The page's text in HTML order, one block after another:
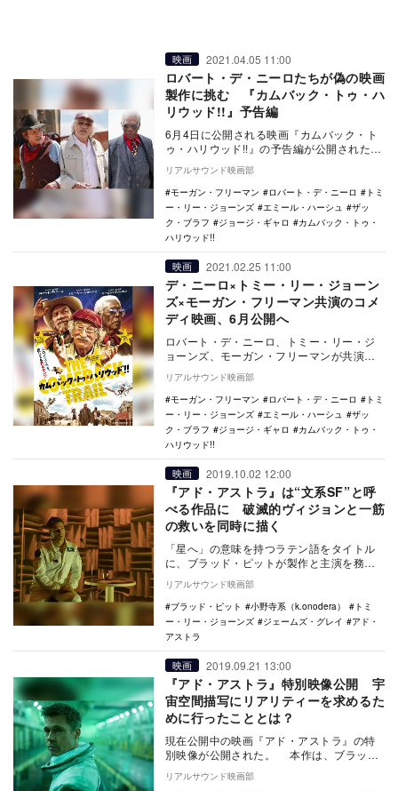
映画 2021.04.05 11:00
ロバート・デ・ニーロたちが偽の映画
製作に挑む 『カムバック・トゥ・ハ
リウッド!!』予告編
6月4日に公開される映画『カムバック・ト
ゥ・ハリウッド!!』の予告編が公開された。
本作は、ロバート・デ・ニーロ、トミ
ー・リ…
リアルサウンド映画部
モーガン・フリーマン
ロバート・デ・ニーロ
トミ
ー・リー・ジョーンズ
エミール・ハーシュ
ザッ
ク・ブラフ
ジョージ・ギャロ
カムバック・トゥ・
ハリウッド!!
映画 2021.02.25 11:00
デ・ニーロ×トミー・リー・ジョーン
ズ×モーガン・フリーマン共演のコメ
ディ映画、6月公開へ
ロバート・デ・ニーロ、トミー・リー・ジ
ョーンズ、モーガン・フリーマンが共演す
る映画『The Comeback Trail（原題）…
リアルサウンド映画部
モーガン・フリーマン
ロバート・デ・ニーロ
トミ
ー・リー・ジョーンズ
エミール・ハーシュ
ザッ
ク・ブラフ
ジョージ・ギャロ
カムバック・トゥ・
ハリウッド!!
映画 2019.10.02 12:00
『アド・アストラ』は“文系SF”と呼
べる作品に 破滅的ヴィジョンと一筋
の救いを同時に描く
「星へ」の意味を持つラテン語をタイトル
に、ブラッド・ピットが製作と主演を務め
た『アド・アストラ』は、地球より太陽系
の端まで直線的…
リアルサウンド映画部
ブラッド・ピット
小野寺系（k.onodera）
トミ
ー・リー・ジョーンズ
ジェームズ・グレイ
アド・
アストラ
映画 2019.09.21 13:00
『アド・アストラ』特別映像公開 宇
宙空間描写にリアリティーを求めるた
めに行ったこととは？
現在公開中の映画『アド・アストラ』の特
別映像が公開された。 本作は、ブラッ
ド・ピット演じる主人公ロイ・マグブライ
ドが、宇宙の…
リアルサウンド映画部